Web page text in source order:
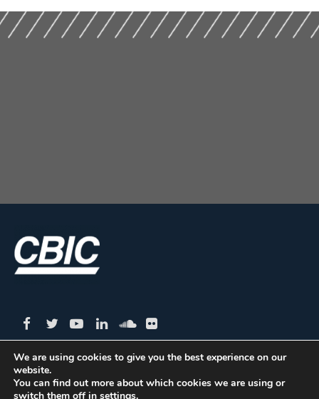
CBIC | SBN Quadra 01 – Bloco I – 4º Andar Edifício:
We are using cookies to give you the best experience on our
website.
You can find out more about which cookies we are using or
switch them off in settings.